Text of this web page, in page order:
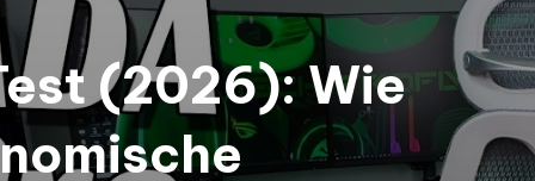
(2026): Wie